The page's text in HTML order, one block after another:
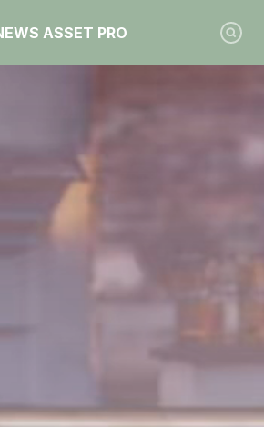
ASSET PRO
vidéos "Ça tourne"